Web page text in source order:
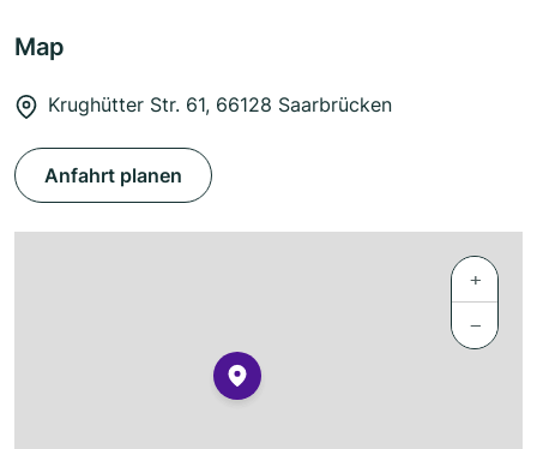
Map
Krughütter Str. 61, 66128 Saarbrücken
Anfahrt planen
+
−